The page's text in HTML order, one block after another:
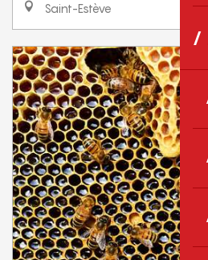
Saint-Estève